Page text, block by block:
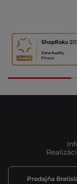
Predajňa